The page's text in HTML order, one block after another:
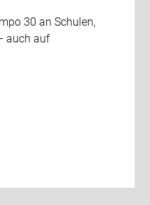
30 an Schulen,
auch auf